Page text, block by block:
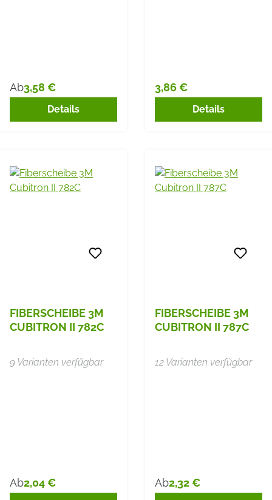
Regulärer Preis:
Ab3,58 €
Details
Regulärer Preis:
3,86 €
Details
FIBERSCHEIBE 3M
CUBITRON II 782C
9 Varianten verfügbar
Regulärer Preis:
Ab2,04 €
FIBERSCHEIBE 3M
CUBITRON II 787C
12 Varianten verfügbar
Regulärer Preis:
Ab2,32 €